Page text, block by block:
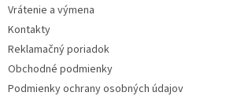
Vrátenie a výmena
Kontakty
Reklamačný poriadok
Obchodné podmienky
Podmienky ochrany osobných údajov